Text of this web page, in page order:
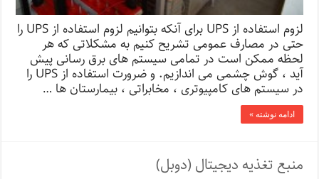
لزوم استفاده از UPS برای آنکه بتوانیم لزوم استفاده از UPS را
حتی در مصارف عمومی تشریح کنیم به مشکلاتی که هر
لحظه ممکن است در تمامی سیستم های برق رسانی پیش
آید ، گوش چشمی می اندازیم. و ضرورت استفاده از UPS را
در سیستم های کامپیوتری ، مخابراتی ، بیمارستان ها …
ادامه نوشته »
منبع تغذیه دیجیتال (دوبل)